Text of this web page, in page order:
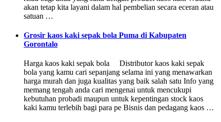
akan tetap kita layani dalam hal pembelian secara eceran atau
satuan …
Grosir kaos kaki sepak bola Puma di Kabupaten
Gorontalo
Harga kaos kaki sepak bola Distributor kaos kaki sepak
bola yang kamu cari sepanjang selama ini yang menawarkan
harga murah dan juga kualitas yang baik salah satu Info yang
memang tengah anda cari mengenai untuk mencukupi
kebutuhan probadi maupun untuk kepentingan stock kaos
kaki kamu terlebih bagi para pe Bisnis dan pedagang kaos …